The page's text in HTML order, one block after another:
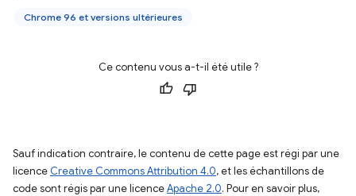
Chrome 96 et versions ultérieures
Ce contenu vous a-t-il été utile ?
Sauf indication contraire, le contenu de cette page est régi par une
licence Creative Commons Attribution 4.0, et les échantillons de
code sont régis par une licenceApache 2.0. Pour en savoir plus,